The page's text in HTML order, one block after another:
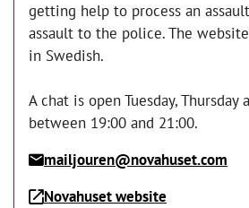
getting help to process an
assault to the police. The
in Swedish.
A chat is open Tuesday, Thursday
between 19:00 and 21:00.
mailjouren@novahuset.com
Novahuset website